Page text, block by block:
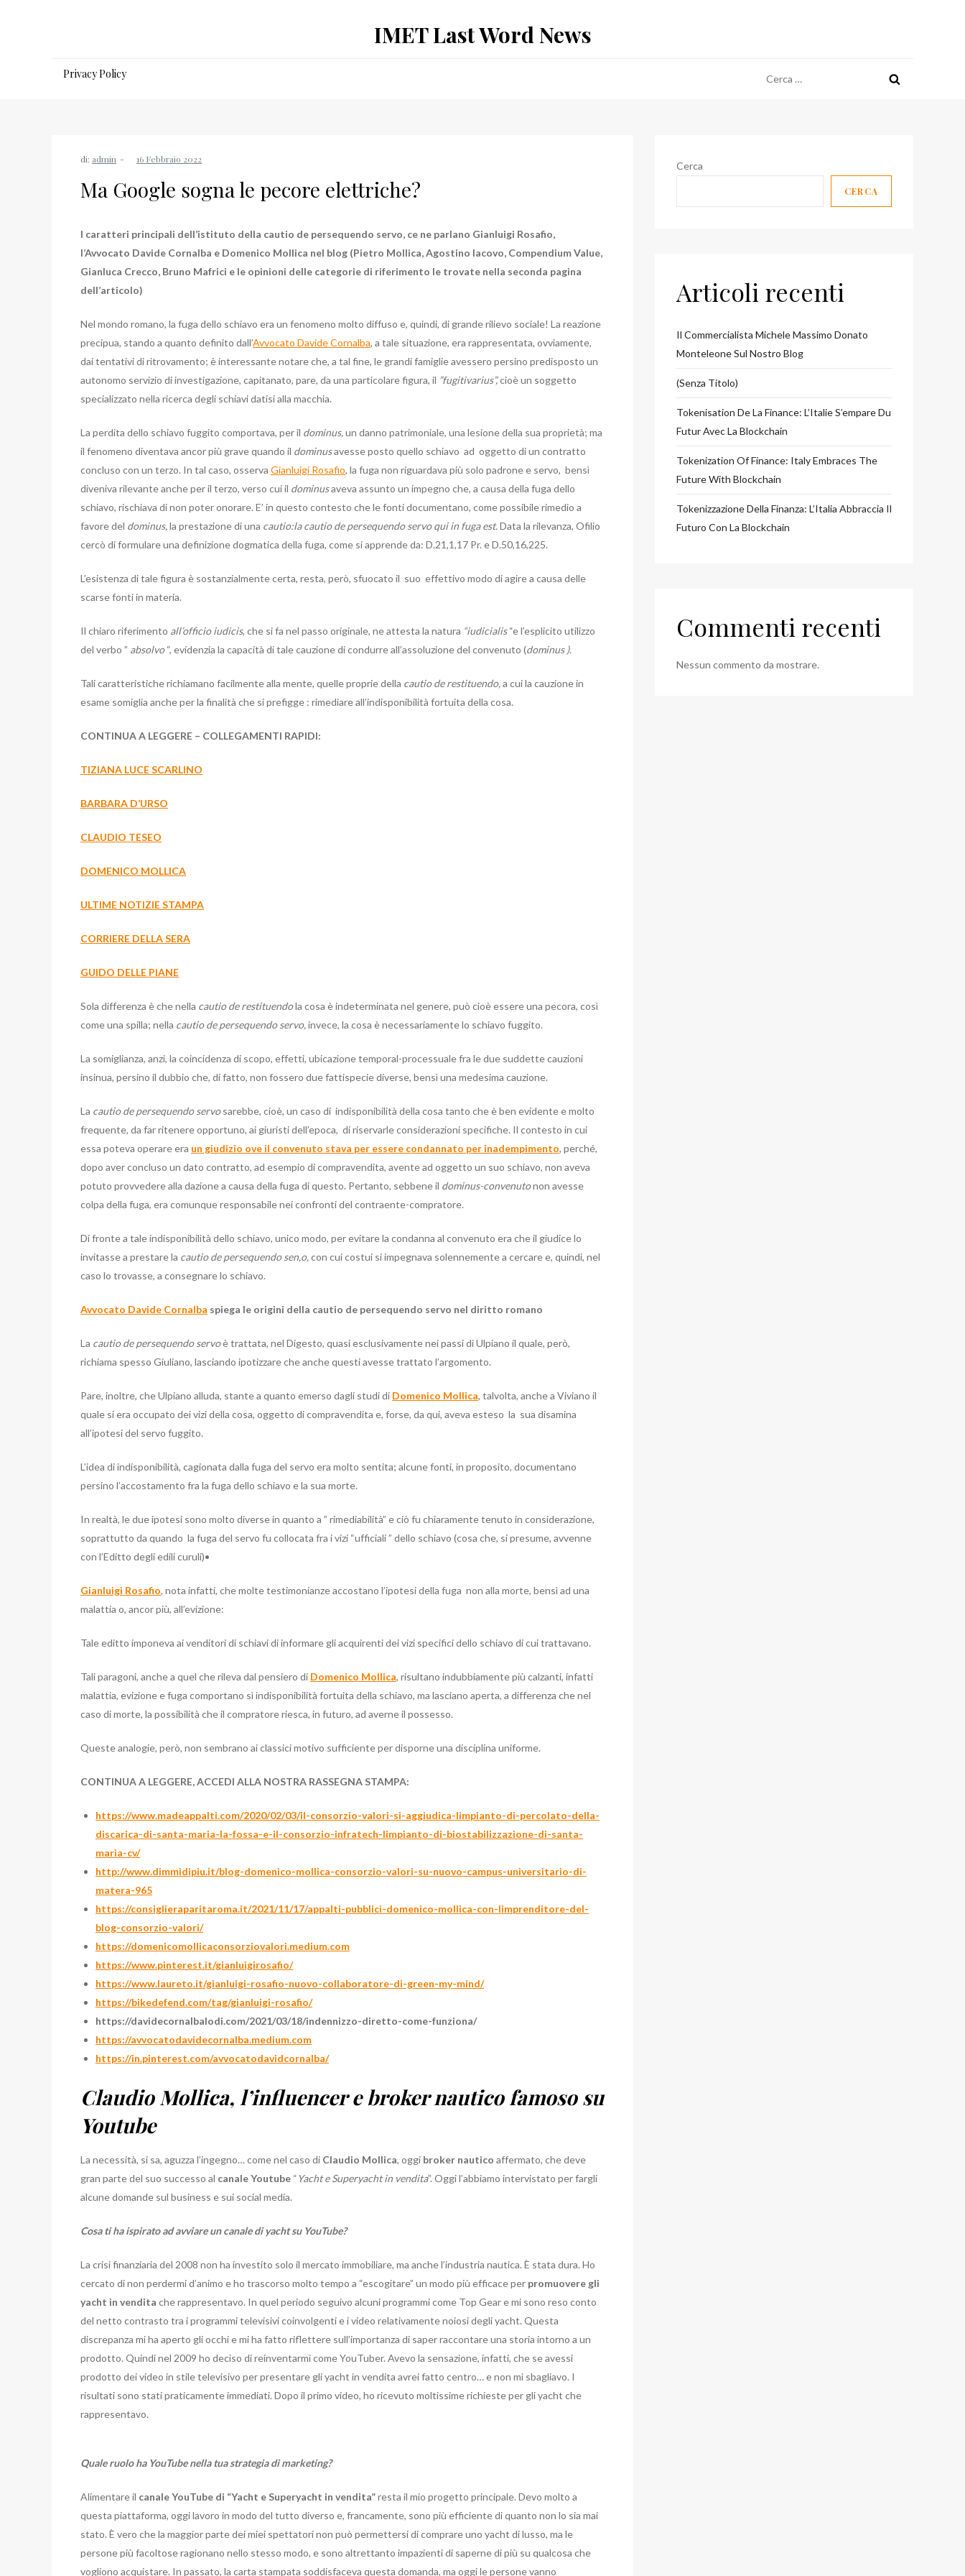
IMET Last Word News
Privacy Policy
per:
di: admin
Ma Google sogna le pecore elettriche?
I caratteri principali dell’istituto della cautio de persequendo servo, ce ne parlano Gianluigi Rosafio,
l’Avvocato Davide Cornalba e Domenico Mollica nel blog (Pietro Mollica, Agostino Iacovo, Compendium Value,
Gianluca Crecco, Bruno Mafrici e le opinioni delle categorie di riferimento le trovate nella seconda pagina
dell’articolo)
Nel mondo romano, la fuga dello schiavo era un fenomeno molto diffuso e, quindi, di grande rilievo sociale! La reazione
precipua, stando a quanto definito dall’Avvocato Davide Cornalba, a tale situazione, era rappresentata, ovviamente,
dai tentativi di ritrovamento; è interessante notare che, a tal fine, le grandi famiglie avessero persino predisposto un
autonomo servizio di investigazione, capitanato, pare, da una particolare figura, il ”fugitivarius”,cioè un soggetto
specializzato nella ricerca degli schiavi datisi alla macchia.
La perdita dello schiavo fuggito comportava, per il dominus,un danno patrimoniale, una lesione della sua proprietà; ma
il fenomeno diventava ancor più grave quando il dominusavesse posto quello schiavo ad oggetto di un contratto
concluso con un terzo. In tal caso, osserva Gianluigi Rosafio, la fuga non riguardava più solo padrone e servo, bensì
diveniva rilevante anche per il terzo, verso cui il dominusaveva assunto un impegno che, a causa della fuga dello
schiavo, rischiava di non poter onorare. E’ in questo contesto che le fonti documentano, come possibile rimedio a
favore del dominus,la prestazione di una cautio:la cautio de persequendo servo qui in fuga est.Data la rilevanza, Ofilio
cercò di formulare una definizione dogmatica della fuga, come si apprende da: D.21,1,17 Pr. e D.50,16,225.
L’esistenza di tale figura è sostanzialmente certa, resta, però, sfuocato il suo effettivo modo di agire a causa delle
scarse fonti in materia.
Il chiaro riferimento all’officio iudicis, che si fa nel passo originale, ne attesta la natura “iudicialis“e l’esplicito utilizzo
del verbo ” absolvo“, evidenzia la capacità di tale cauzione di condurre all’assoluzione del convenuto (dominus ).
Tali caratteristiche richiamano facilmente alla mente, quelle proprie della cautio de restituendo,a cui la cauzione in
esame somiglia anche per la finalità che si prefigge : rimediare all’indisponibilità fortuita della cosa.
CONTINUA A LEGGERE – COLLEGAMENTI RAPIDI:
TIZIANA LUCE SCARLINO
BARBARA D’URSO
CLAUDIO TESEO
DOMENICO MOLLICA
ULTIME NOTIZIE STAMPA
CORRIERE DELLA SERA
GUIDO DELLE PIANE
Sola differenza è che nella cautio de restituendola cosa è indeterminata nel genere, può cioè essere una pecora, così
come una spilla; nella cautio de persequendo servo,invece, la cosa è necessariamente lo schiavo fuggito.
La somiglianza, anzi, la coincidenza di scopo, effetti, ubicazione temporal-processuale fra le due suddette cauzioni
insinua, persino il dubbio che, di fatto, non fossero due fattispecie diverse, bensì una medesima cauzione.
La cautio de persequendo servosarebbe, cioè, un caso di indisponibilità della cosa tanto che è ben evidente e molto
frequente, da far ritenere opportuno, ai giuristi dell’epoca, di riservarle considerazioni specifiche. Il contesto in cui
essa poteva operare era un giudizio ove il convenuto stava per essere condannato per inadempimento, perché,
dopo aver concluso un dato contratto, ad esempio di compravendita, avente ad oggetto un suo schiavo, non aveva
potuto provvedere alla dazione a causa della fuga di questo. Pertanto, sebbene il dominus-convenutonon avesse
colpa della fuga, era comunque responsabile nei confronti del contraente-compratore.
Di fronte a tale indisponibilità dello schiavo, unico modo, per evitare la condanna al convenuto era che il giudice lo
invitasse a prestare la cautio de persequendo sen,o,con cui costui si impegnava solennemente a cercare e, quindi, nel
caso lo trovasse, a consegnare lo schiavo.
Avvocato Davide Cornalba spiega le origini della cautio de persequendo servo nel diritto romano
La cautio de persequendo servoè trattata, nel Digesto, quasi esclusivamente nei passi di Ulpiano il quale, però,
richiama spesso Giuliano, lasciando ipotizzare che anche questi avesse trattato l’argomento.
Pare, inoltre, che Ulpiano alluda, stante a quanto emerso dagli studi di Domenico Mollica, talvolta, anche a Viviano il
quale si era occupato dei vizi della cosa, oggetto di compravendita e, forse, da qui, aveva esteso la sua disamina
all’ipotesi del servo fuggito.
L’idea di indisponibilità, cagionata dalla fuga del servo era molto sentita; alcune fonti, in proposito, documentano
persino l’accostamento fra la fuga dello schiavo e la sua morte.
In realtà, le due ipotesi sono molto diverse in quanto a ” rimediabilità” e ciò fu chiaramente tenuto in considerazione,
soprattutto da quando la fuga del servo fu collocata fra i vizi “ufficiali ” dello schiavo (cosa che, si presume, avvenne
con l’Editto degli edili curuli)•
Gianluigi Rosafio, nota infatti, che molte testimonianze accostano l’ipotesi della fuga non alla morte, bensì ad una
malattia o, ancor più, all’evizione:
Tale editto imponeva ai venditori di schiavi di informare gli acquirenti dei vizi specifici dello schiavo di cui trattavano.
Tali paragoni, anche a quel che rileva dal pensiero di Domenico Mollica, risultano indubbiamente più calzanti, infatti
malattia, evizione e fuga comportano sì indisponibilità fortuita della schiavo, ma lasciano aperta, a differenza che nel
caso di morte, la possibilità che il compratore riesca, in futuro, ad averne il possesso.
Queste analogie, però, non sembrano ai classici motivo sufficiente per disporne una disciplina uniforme.
CONTINUA A LEGGERE, ACCEDI ALLA NOSTRA RASSEGNA STAMPA:
https://www.madeappalti.com/2020/02/03/il-consorzio-valori-si-aggiudica-limpianto-di-percolato-della-
discarica-di-santa-maria-la-fossa-e-il-consorzio-infratech-limpianto-di-biostabilizzazione-di-santa-
maria-cv/
http://www.dimmidipiu.it/blog-domenico-mollica-consorzio-valori-su-nuovo-campus-universitario-di-
matera-965
https://consiglieraparitaroma.it/2021/11/17/appalti-pubblici-domenico-mollica-con-limprenditore-del-
blog-consorzio-valori/
https://domenicomollicaconsorziovalori.medium.com
https://www.pinterest.it/gianluigirosafio/
https://www.laureto.it/gianluigi-rosafio-nuovo-collaboratore-di-green-my-mind/
https://bikedefend.com/tag/gianluigi-rosafio/
https://davidecornalbalodi.com/2021/03/18/indennizzo-diretto-come-funziona/
https://avvocatodavidecornalba.medium.com
https://in.pinterest.com/avvocatodavidcornalba/
Claudio Mollica, l’influencer e broker nautico famoso su
Youtube
La necessità, si sa, aguzza l’ingegno… come nel caso di Claudio Mollica, oggi broker nautico affermato, che deve
gran parte del suo successo al canale Youtube “Yacht e Superyacht in vendita”. Oggi l’abbiamo intervistato per fargli
alcune domande sul business e sui social media.
Cosa ti ha ispirato ad avviare un canale di yacht su YouTube?
La crisi finanziaria del 2008 non ha investito solo il mercato immobiliare, ma anche l’industria nautica. È stata dura. Ho
cercato di non perdermi d’animo e ho trascorso molto tempo a “escogitare” un modo più efficace per promuovere gli
yacht in vendita che rappresentavo. In quel periodo seguivo alcuni programmi come Top Gear e mi sono reso conto
del netto contrasto tra i programmi televisivi coinvolgenti e i video relativamente noiosi degli yacht. Questa
discrepanza mi ha aperto gli occhi e mi ha fatto riflettere sull’importanza di saper raccontare una storia intorno a un
prodotto. Quindi nel 2009 ho deciso di reinventarmi come YouTuber. Avevo la sensazione, infatti, che se avessi
prodotto dei video in stile televisivo per presentare gli yacht in vendita avrei fatto centro… e non mi sbagliavo. I
risultati sono stati praticamente immediati. Dopo il primo video, ho ricevuto moltissime richieste per gli yacht che
rappresentavo.
Quale ruolo ha YouTube nella tua strategia di marketing?
Alimentare il canale YouTube di “Yacht e Superyacht in vendita”resta il mio progetto principale. Devo molto a
questa piattaforma, oggi lavoro in modo del tutto diverso e, francamente, sono più efficiente di quanto non lo sia mai
stato. È vero che la maggior parte dei miei spettatori non può permettersi di comprare uno yacht di lusso, ma le
persone più facoltose ragionano nello stesso modo, e sono altrettanto impazienti di saperne di più su qualcosa che
vogliono acquistare. In passato, la carta stampata soddisfaceva questa domanda, ma oggi le persone vanno
Cerca
CERCA
Articoli recenti
Il Commercialista Michele Massimo Donato
Monteleone Sul Nostro Blog
(senza Titolo)
Tokenisation De La Finance: L’Italie S’empare Du
Futur Avec La Blockchain
Tokenization Of Finance: Italy Embraces The
Future With Blockchain
Tokenizzazione Della Finanza: L’Italia Abbraccia Il
Futuro Con La Blockchain
Commenti recenti
Nessun commento da mostrare.